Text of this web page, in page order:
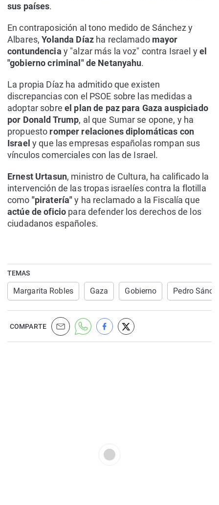
sus países.
En contraposición al tono medido de Sánchez y
Albares,Yolanda Díazha reclamado mayor
contundencia y "alzar más la voz" contra Israel yel
"gobierno criminal" de Netanyahu.
La propia Díaz ha admitido que existen
discrepancias con el PSOE sobre las medidas a
adoptar sobre el plan de paz para Gaza auspiciado
por Donald Trump, al que Sumar se opone, y ha
propuesto romper relaciones diplomáticas con
Israel y que las empresas españolas rompan sus
vínculos comerciales con las de Israel.
Ernest Urtasun, ministro de Cultura, ha calificado la
intervención de las tropas israelíes contra la flotilla
como "piratería"y ha reclamado a la Fiscalía que
actúe de oficio para defender los derechos de los
ciudadanos españoles.
TEMAS
Margarita Robles Gaza Gobierno Pedro
COMPARTE